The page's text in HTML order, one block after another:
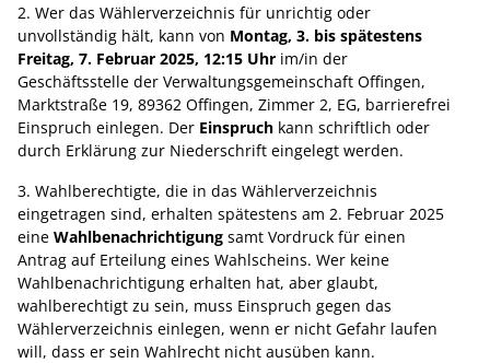
2. Wer das Wählerverzeichnis für unrichtig oder
unvollständig hält, kann von Montag, 3. bis spätestens
Freitag, 7. Februar 2025, 12:15 Uhr im/in der
Geschäftsstelle der Verwaltungsgemeinschaft Offingen,
Marktstraße 19, 89362 Offingen, Zimmer 2, EG, barrierefrei
Einspruch einlegen. Der Einspruch kann schriftlich oder
durch Erklärung zur Niederschrift eingelegt werden.
3. Wahlberechtigte, die in das Wählerverzeichnis
eingetragen sind, erhalten spätestens am 2. Februar 2025
eine Wahlbenachrichtigung samt Vordruck für einen
Antrag auf Erteilung eines Wahlscheins. Wer keine
Wahlbenachrichtigung erhalten hat, aber glaubt,
wahlberechtigt zu sein, muss Einspruch gegen das
Wählerverzeichnis einlegen, wenn er nicht Gefahr laufen
will, dass er sein Wahlrecht nicht ausüben kann.